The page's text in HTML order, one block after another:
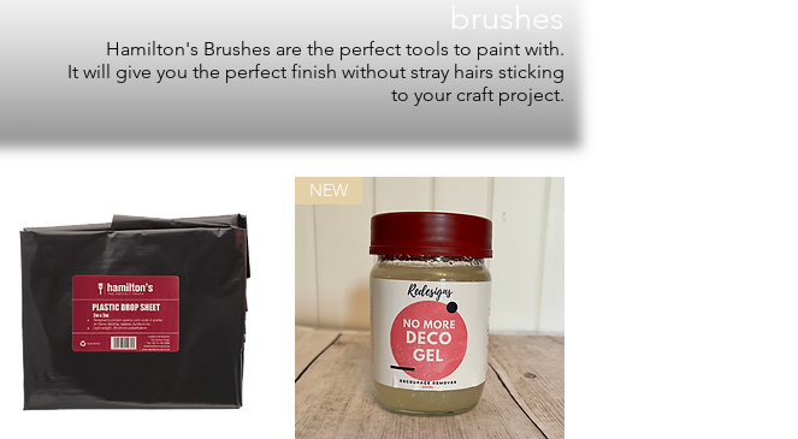
brushes
Hamilton's Brushes are the perfect tools to paint with.
It will give you the perfect finish without stray hairs sticking
to your craft project.
NEW